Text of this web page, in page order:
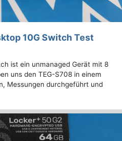
10G Switch Test
ist ein unmanaged Gerät mit 8
uns den TEG-S708 in einem
Messungen durchgeführt und